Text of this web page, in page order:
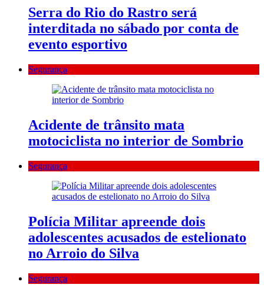
Serra do Rio do Rastro será
interditada no sábado por conta de
evento esportivo
Segurança
Acidente de trânsito mata
motociclista no interior de Sombrio
Segurança
Polícia Militar apreende dois
adolescentes acusados de estelionato
no Arroio do Silva
Segurança